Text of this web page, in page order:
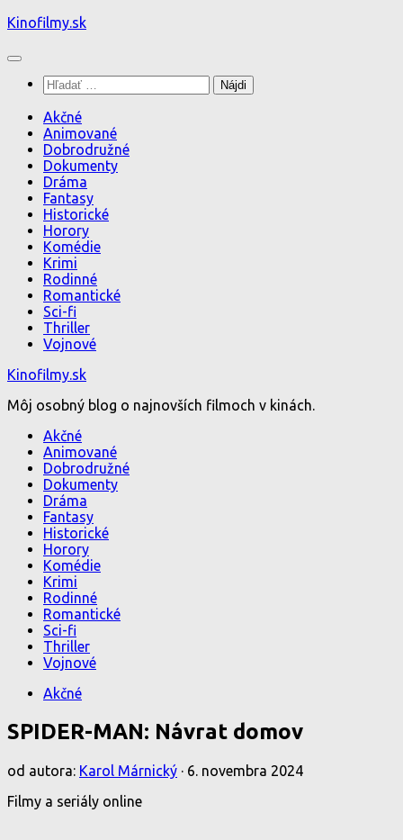
Preskočiť
obsah
Kinofilmy.sk
Hľadať:
Akčné
Animované
Dobrodružné
Dokumenty
Dráma
Fantasy
Historické
Horory
Komédie
Krimi
Rodinné
Romantické
Sci-fi
Thriller
Vojnové
Kinofilmy.sk
Môj osobný blog o najnovších filmoch v kinách.
Akčné
Animované
Dobrodružné
Dokumenty
Dráma
Fantasy
Historické
Horory
Komédie
Krimi
Rodinné
Romantické
Sci-fi
Thriller
Vojnové
Akčné
SPIDER-MAN: Návrat domov
od autora: Karol Márnický · 6. novembra 2024
Filmy a seriály online